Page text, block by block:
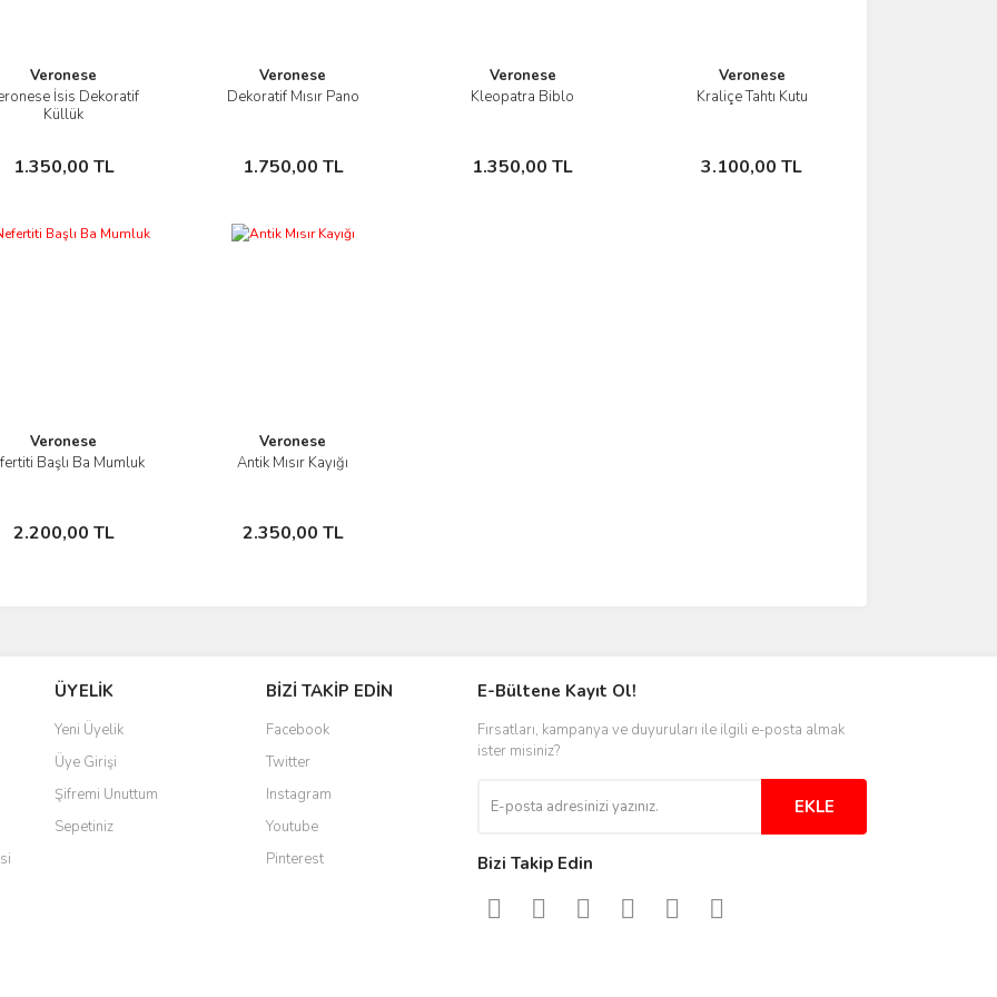
Veronese
İsis Dekoratif
Küllük
1.350,00 TL
İncele
Sepete Ekle
Veronese
Dekoratif Mısır Pano
1.750,00 TL
İncele
Sepete Ekle
Veronese
Kleopatra Biblo
1.350,00 TL
İncele
Sepete Ekle
Veronese
Kraliçe Tahtı Kutu
3.100,00 TL
İncele
Sepete Ekle
Veronese
Başlı Ba Mumluk
2.200,00 TL
İncele
Sepete Ekle
Veronese
Antik Mısır Kayığı
2.350,00 TL
İncele
Sepete Ekle
ÜYELİK
Yeni Üyelik
Üye Girişi
Şifremi Unuttum
Sepetiniz
BİZİ TAKİP EDİN
Facebook
Twitter
Instagram
Youtube
Pinterest
E-Bültene Kayıt Ol!
Fırsatları, kampanya ve duyuruları ile ilgili e-posta almak
ister misiniz?
EKLE
Bizi Takip Edin